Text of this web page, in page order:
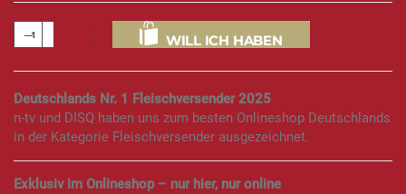
WILL ICH HABEN
Deutschlands Nr. 1 Fleischversender 2025
n-tv und DISQ haben uns zum besten Onlineshop Deutschlands
in der Kategorie Fleischversender ausgezeichnet.
Exklusiv im Onlineshop – nur hier, nur online